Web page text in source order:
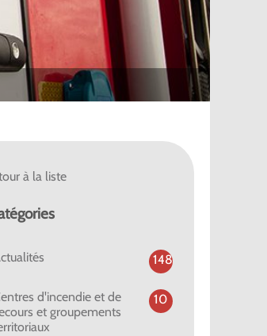
Le label employeur
à la liste
148
d'incendie et de
et groupements
10